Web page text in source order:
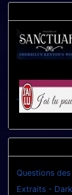
Questions
Extraits -